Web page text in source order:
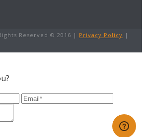
Reserved © 2016 | Privacy Policy |